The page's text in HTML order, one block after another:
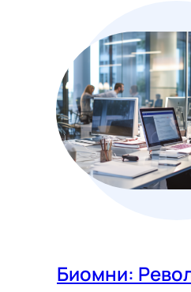
Биомни: